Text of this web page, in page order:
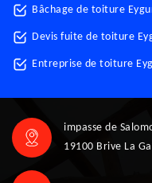
Bâchage de toiture
Devis fuite de toiture
Entreprise de toiture
impasse de
19100 Brive La